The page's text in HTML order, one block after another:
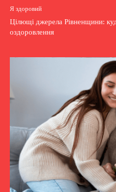
Я здоровий
Цілющі джерела Рівненщини:
оздоровлення